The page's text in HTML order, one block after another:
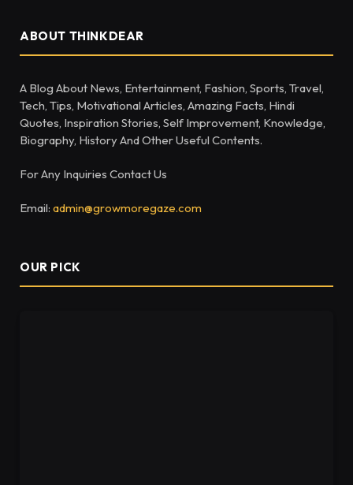
ABOUT THINKDEAR
A Blog About News, Entertainment, Fashion, Sports, Travel,
Tech, Tips, Motivational Articles, Amazing Facts, Hindi
Quotes, Inspiration Stories, Self Improvement, Knowledge,
Biography, History And Other Useful Contents.
For Any Inquiries Contact Us
Email: admin@growmoregaze.com
OUR PICK